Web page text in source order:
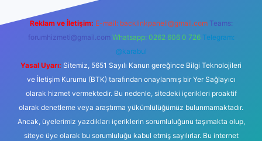
Reklam ve İletişim: E-mail: backlinkpaneli@gmail.com Teams:
forumhizmeti@gmail.com Whatsapp: 0262 606 0 726 Telegram:
@karabul
Yasal Uyarı: Sitemiz, 5651 Sayılı Kanun gereğince Bilgi Teknolojileri
ve İletişim Kurumu (BTK) tarafından onaylanmış bir Yer Sağlayıcı
olarak hizmet vermektedir. Bu nedenle, sitedeki içerikleri proaktif
olarak denetleme veya araştırma yükümlülüğümüz bulunmamaktadır.
Ancak, üyelerimiz yazdıkları içeriklerin sorumluluğunu taşımakta olup,
siteye üye olarak bu sorumluluğu kabul etmiş sayılırlar. Bu internet